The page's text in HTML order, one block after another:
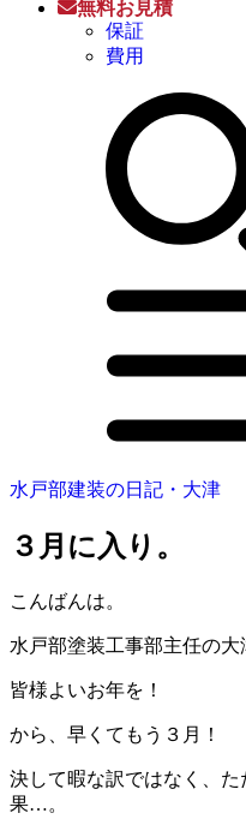
無料お見積
保証
費用
水戸部建装の日記・大津
３月に入り。
こんばんは。
水戸部塗装工事部主任の大
皆様よいお年を！
から、早くてもう３月！
決して暇な訳ではなく、
果…。